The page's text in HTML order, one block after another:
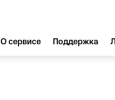
О сервисе Поддержка